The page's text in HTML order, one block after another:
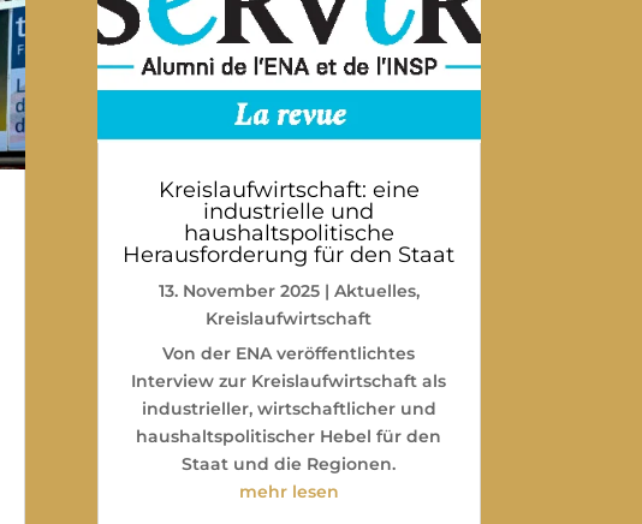
Kreislaufwirtschaft: eine
industrielle und
haushaltspolitische
Herausforderung für den Staat
13. November 2025| Aktuelles,
Kreislaufwirtschaft
Von der ENA veröffentlichtes
Interview zur Kreislaufwirtschaft als
industrieller, wirtschaftlicher und
haushaltspolitischer Hebel für den
Staat und die Regionen.
mehr lesen